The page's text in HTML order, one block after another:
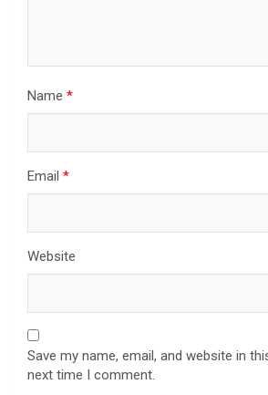
Name *
Email *
Website
Save my name, email, and website in
next time I comment.